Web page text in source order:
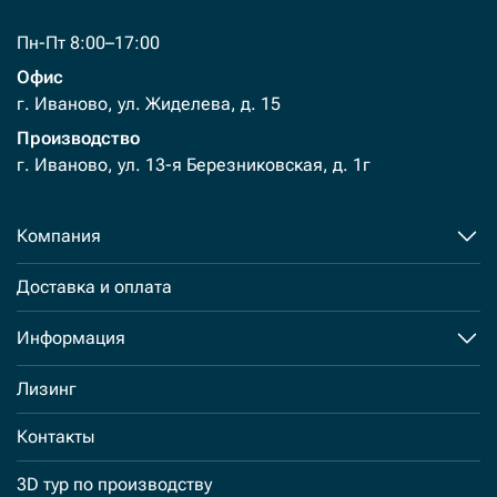
Пн-Пт 8:00–17:00
Офис
г. Иваново, ул. Жиделева, д. 15
Производство
г. Иваново, ул. 13-я Березниковская, д. 1г
Компания
Доставка и оплата
Информация
Лизинг
Контакты
3D тур по производству